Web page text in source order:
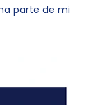
parte de mi